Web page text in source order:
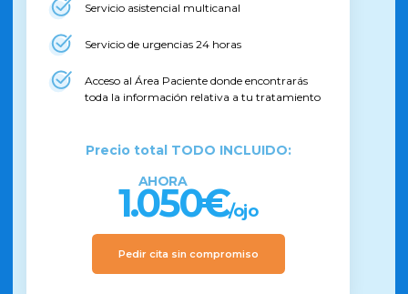
Servicio asistencial multicanal
Servicio de urgencias 24 horas
Acceso al Área Paciente donde encontrarás
toda la información relativa a tu tratamiento
Precio total TODO INCLUIDO:
AHORA
1.050€/ojo
Pedir cita sin compromiso